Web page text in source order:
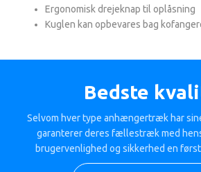
Ergonomisk drejeknap til oplåsning
Kuglen kan opbevares bag
Bedste
Selvom hver type anhængertræk har
garanterer deres fællestræk med
brugervenlighed og sikkerhed en